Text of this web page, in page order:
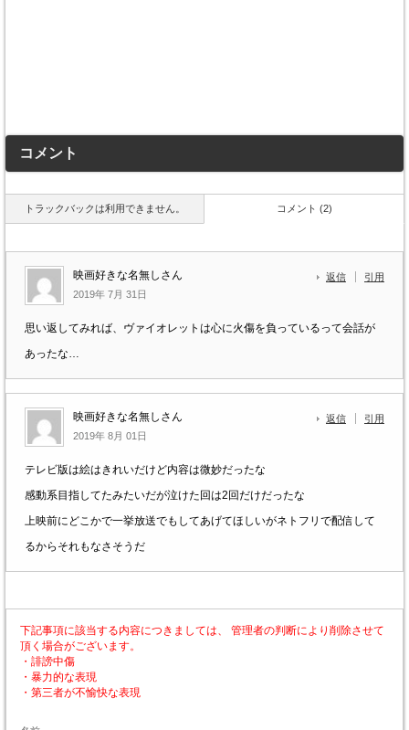
コメント
トラックバックは利用できません。 コメント (2)
映画好きな名無しさん
2019年 7月 31日
返信 引用
思い返してみれば、ヴァイオレットは心に火傷を負っているって会話が
あったな…
映画好きな名無しさん
2019年 8月 01日
返信 引用
テレビ版は絵はきれいだけど内容は微妙だったな
感動系目指してたみたいだが泣けた回は2回だけだったな
上映前にどこかで一挙放送でもしてあげてほしいがネトフリで配信して
るからそれもなさそうだ
下記事項に該当する内容につきましては、 管理者の判断により削除させて
頂く場合がございます。
・誹謗中傷
・暴力的な表現
・第三者が不愉快な表現